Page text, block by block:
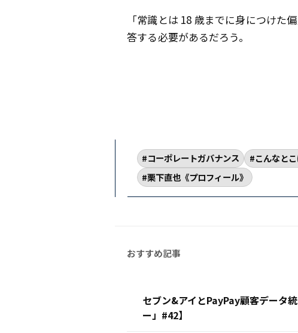
「常識とは 18 歳までに身につけた
答する必要があるだろう。
コーポレートガバナンス
こんなと
栗下直也《プロフィール》
セブン&アイとPayPay顧客データ
ー」#42】